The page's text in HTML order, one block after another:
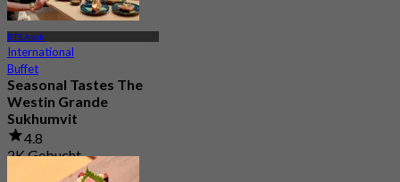
BTS Asok
International
Buffet
Seasonal Tastes The
Westin Grande
Sukhumvit
4.8
2K Gebucht
฿ 794.25